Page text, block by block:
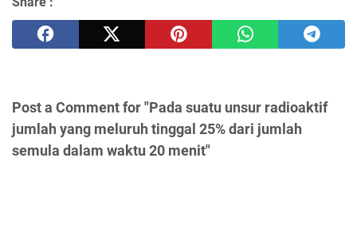
Post a Comment for "Pada suatu unsur radioaktif
jumlah yang meluruh tinggal 25% dari jumlah
semula dalam waktu 20 menit"